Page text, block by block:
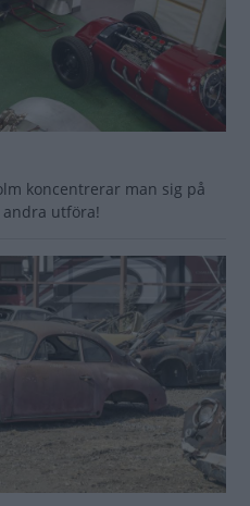
koncentrerar man sig på
utföra!